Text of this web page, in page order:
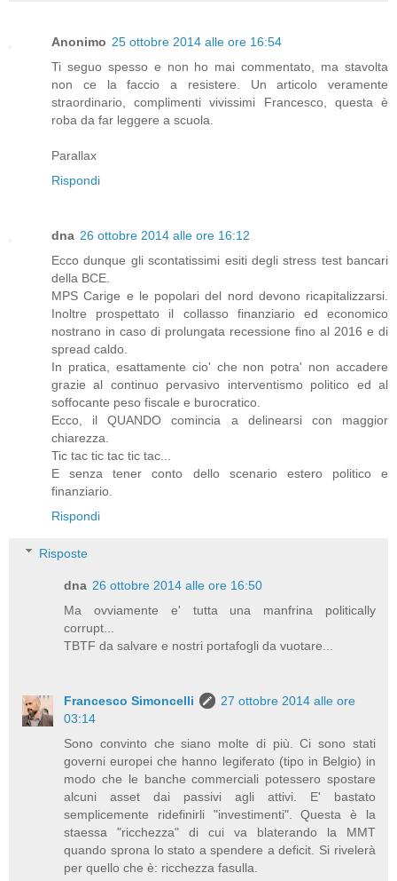
Anonimo 25 ottobre 2014 alle ore 16:54
Ti seguo spesso e non ho mai commentato, ma stavolta
non ce la faccio a resistere. Un articolo veramente
straordinario, complimenti vivissimi Francesco, questa è
roba da far leggere a scuola.
Parallax
Rispondi
dna 26 ottobre 2014 alle ore 16:12
Ecco dunque gli scontatissimi esiti degli stress test bancari
della BCE.
MPS Carige e le popolari del nord devono ricapitalizzarsi.
Inoltre prospettato il collasso finanziario ed economico
nostrano in caso di prolungata recessione fino al 2016 e di
spread caldo.
In pratica, esattamente cio' che non potra' non accadere
grazie al continuo pervasivo interventismo politico ed al
soffocante peso fiscale e burocratico.
Ecco, il QUANDO comincia a delinearsi con maggior
chiarezza.
Tic tac tic tac tic tac...
E senza tener conto dello scenario estero politico e
finanziario.
Rispondi
Risposte
dna 26 ottobre 2014 alle ore 16:50
Ma ovviamente e' tutta una manfrina politically
corrupt...
TBTF da salvare e nostri portafogli da vuotare...
Francesco Simoncelli
27 ottobre 2014 alle ore
03:14
Sono convinto che siano molte di più. Ci sono stati
governi europei che hanno legiferato (tipo in Belgio) in
modo che le banche commerciali potessero spostare
alcuni asset dai passivi agli attivi. E' bastato
semplicemente ridefinirli "investimenti". Questa è la
staessa "ricchezza" di cui va blaterando la MMT
quando sprona lo stato a spendere a deficit. Si rivelerà
per quello che è: ricchezza fasulla.